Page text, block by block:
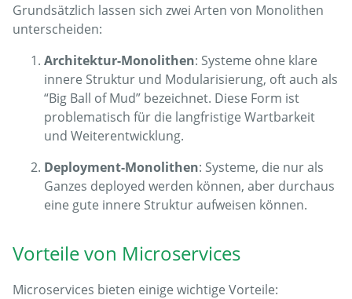
Grundsätzlich lassen sich zwei Arten von Monolithen
unterscheiden:
Architektur-Monolithen: Systeme ohne klare
innere Struktur und Modularisierung, oft auch als
“Big Ball of Mud” bezeichnet. Diese Form ist
problematisch für die langfristige Wartbarkeit
und Weiterentwicklung.
Deployment-Monolithen: Systeme, die nur als
Ganzes deployed werden können, aber durchaus
eine gute innere Struktur aufweisen können.
Vorteile von Microservices
Microservices bieten einige wichtige Vorteile: